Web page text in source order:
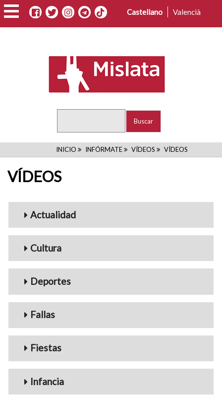
Pasar
al
contenido
Castellano Valencià
RUTA
INICIO INFÓRMATE VÍDEOS VÍDEOS
VÍDEOS
Menu_Videos
Actualidad
Cultura
Deportes
Fallas
Fiestas
Infancia